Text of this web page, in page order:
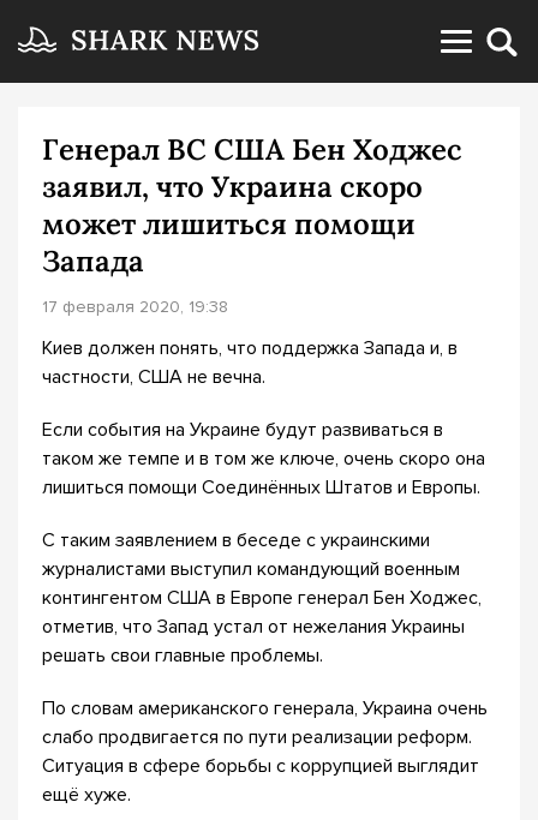
Генерал ВС США Бен Ходжес
заявил, что Украина скоро
может лишиться помощи
Запада
17 февраля 2020, 19:38
Киев должен понять, что поддержка Запада и, в
частности, США не вечна.
Если события на Украине будут развиваться в
таком же темпе и в том же ключе, очень скоро она
лишиться помощи Соединённых Штатов и Европы.
С таким заявлением в беседе с украинскими
журналистами выступил командующий военным
контингентом США в Европе генерал Бен Ходжес,
отметив, что Запад устал от нежелания Украины
решать свои главные проблемы.
По словам американского генерала, Украина очень
слабо продвигается по пути реализации реформ.
Ситуация в сфере борьбы с коррупцией выглядит
ещё хуже.